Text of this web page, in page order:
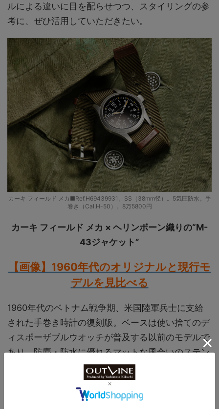
ルによる違いに目を配らせつつ、スタイリングの参
考に、ぜひ活用していただきたい。
カーキ フィールド メカ■Ref.H69439931。SS（38mm径）。5気圧防水。手
巻き（Cal.H-50）。8万5800円
カーキ フィールド メカ × ヘリンボーン織りの“M-
43ジャケット”
【画像】1960年代のオリジナルと現行モ
デルを見比べる
1960年代のベトナム戦争期、米国陸軍兵士に支給
された手巻き時計の復刻版。ベースは使い捨てのデ
ィスポーザブルウオッチが普及する以前のモデルで
あり、防塵・防水に優れるマットな風合いのステン
レススチールケースが、堂々たる佇まいを表す。文
字盤は軍用時計の王道をゆく、外周に1から12、内
周に13から24までの24時間を表記したデザイン。